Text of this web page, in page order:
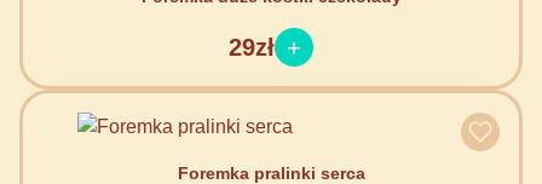
29zł
Foremka pralinki serca